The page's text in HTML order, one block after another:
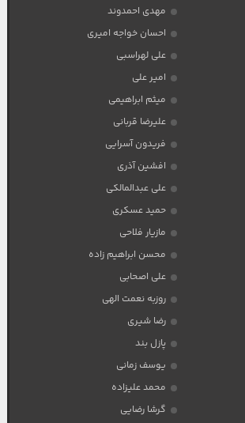
مهدی احمدوند
احسان خواجه امیری
علی لهراسبی
امیر علی
میثم ابراهیمی
علیرضا قربانی
فریدون آسرایی
افشین آذری
علی عبدالمالکی
حمید عسکری
مازیار فلاحی
محسن ابراهیم زاده
علی اصحابی
روزبه نعمت الهی
رضا شیری
پازل بند
یوسف زمانی
محمد علیزاده
گرشا رضایی